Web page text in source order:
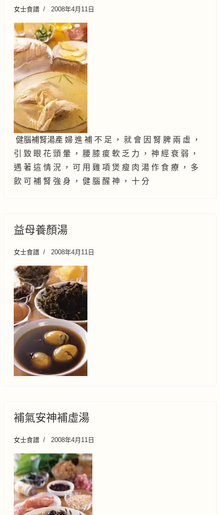
女士食譜 2008年4月11日
健腦補腎湯產 婦 進 補 不 足 ， 就 會 因 腎 脾 兩 虛 ，
引 致 眼 花 頭 暈 ， 腰 膝 痠 軟 乏 力 ， 神 經 衰 弱 ，
遇 著 這 情 況 ， 可 用 雞 項 煲 瘦 肉 湯 作 食 療 ， 多
飲 可 補 腎 強 身 ， 健 腦 醒 神 ， 十 分
益母養顏湯
女士食譜 2008年4月11日
補氣安神補虛湯
女士食譜 2008年4月11日